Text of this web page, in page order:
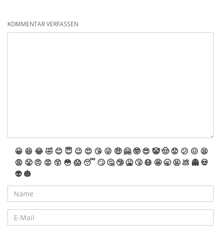
KOMMENTAR VERFASSEN
😀 😆 😂🤣 😊 😇 😉 😍 😘 😜 🤑 🤗 🤓 😎 🤡🤠 😟 😕 😖 😫
😩 😤 😠 😡 😲 😳 😱 😴 🙄 🤔 🤥 🤮 🤧 😷 🤩 🥱 🤬 💩 👻 💀
👽 🎃